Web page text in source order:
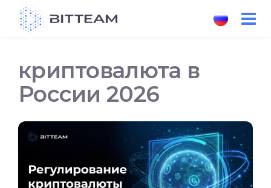
криптовалюта в
России 2026